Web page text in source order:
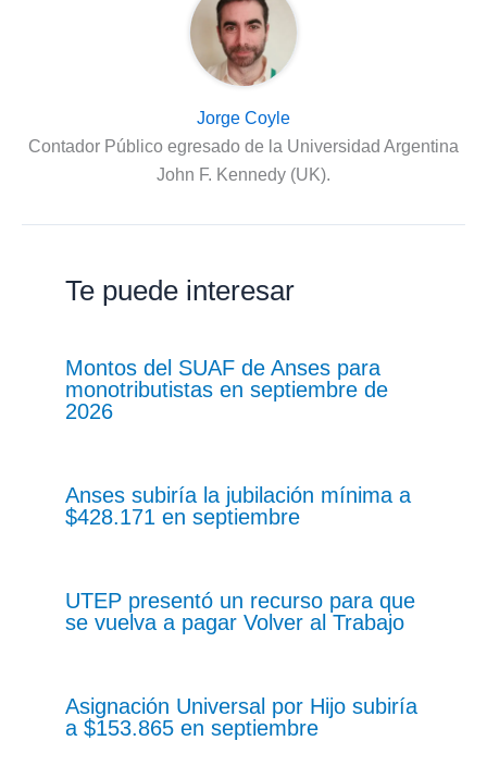
Jorge Coyle
Contador Público egresado de la Universidad Argentina
John F. Kennedy (UK).
Te puede interesar
Montos del SUAF de Anses para
monotributistas en septiembre de
2026
Anses subiría la jubilación mínima a
$428.171 en septiembre
UTEP presentó un recurso para que
se vuelva a pagar Volver al Trabajo
Asignación Universal por Hijo subiría
a $153.865 en septiembre